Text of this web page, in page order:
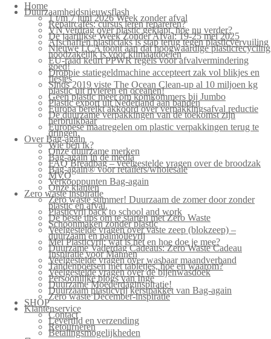
Home
Duurzaamheidsnieuwsflash
1 t/m 7 juni 2026 Week zonder afval
Repaircafés: cursus leren repareren?
VN verdrag over plastic geklapt, hoe nu verder?
De jaarlijkse Week Zonder Afval: 19-25 mei 2025
Afschaffen plastictaks is stap terug tegen plasticvervuiling
Nieuwe LCA toont aan dat hoogwaardige plasticrecycling
noodzakelijk is voor klimaatdoelen
EU-raad keurt PPWR regels voor afvalvermindering
goed!
Droppie statiegeldmachine accepteert zak vol blikjes en
flesjes
Sinds 2019 viste The Ocean Clean-up al 10 miljoen kg
plastic uit rivieren en oceanen!
Geen plastic meer om komkommers bij Jumbo
Plastic export uit Nederland aan banden
Europa bereikt akkoord over verpakkingsafval reductie
De duurzame verpakkingen van de toekomst zijn
herbruikbaar
Europese maatregelen om plastic verpakkingen terug te
dringen.
Over Bag-again
Wie ben ik?
Onze duurzame merken
Bag-again in de media
FAQ Breadbag – veelgestelde vragen over de broodzak
Bag-again® voor retailers/wholesale
MVO
Verkooppunten Bag-again
Onze klanten
Zero waste inspiratie
Zero waste summer! Duurzaam de zomer door zonder
plastic en afval.
Plasticvrij back to school and work
De beste tips om te starten met Zero Waste
Schoonmaken zonder plastic
Veelgestelde vragen over vaste zeep (blokzeep) –
duurzaam en palmolievrij
Mei Plasticvrij: wat is het en hoe doe je mee?
Duurzame Vaderdag Cadeaus: Zero Waste Cadeau
Inspiratie voor Mannen
Veelgestelde vragen over wasbaar maandverband
Tandenpoetsen met tabletjes, hoe en waarom?
Veelgestelde vragen over de bijenwasdoek
Persoonlijke blogs van Inge
Duurzame Moederdaginspiratie!
Duurzaam plasticvrij kerstpakket van Bag-again
Zero waste December-inspiratie
SHOP
Klantenservice
Contact
Levertijd en verzending
Retourneren
Betalingsmogelijkheden